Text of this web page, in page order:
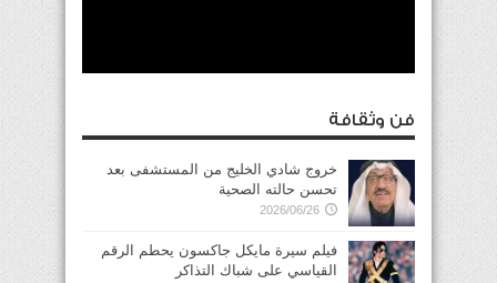
فن وثقافة
خروج شادي الخليج من المستشفى بعد
تحسن حالته الصحية
2026/06/26
فيلم سيرة مايكل جاكسون يحطم الرقم
القياسي على شباك التذاكر